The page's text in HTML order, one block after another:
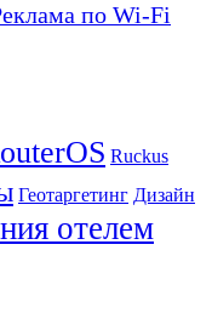
по Wi-Fi
Ruckus
Геотаргетинг Дизайн
отелем